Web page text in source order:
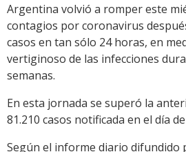
Argentina volvió a romper este
contagios por coronavirus
casos en tan sólo 24 horas, en
vertiginoso de las infecciones
semanas.
En esta jornada se superó la
81.210 casos notificada en el día
Según el informe diario difundido